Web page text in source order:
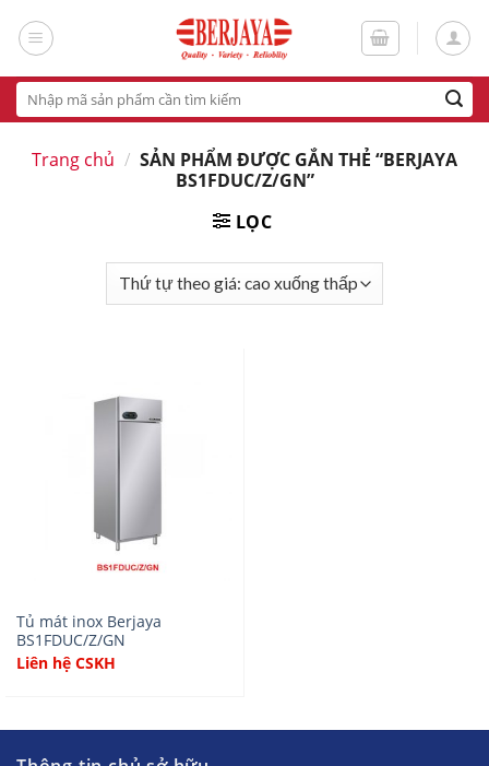
Tìm
kiếm:
Trang chủ / SẢN PHẨM ĐƯỢC GẮN THẺ “BERJAYA
BS1FDUC/Z/GN”
LỌC
Tủ mát inox Berjaya
BS1FDUC/Z/GN
Liên hệ CSKH